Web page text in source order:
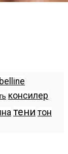
консилер
тени тон